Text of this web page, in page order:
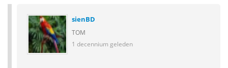
sienBD
TOM
1 decennium geleden